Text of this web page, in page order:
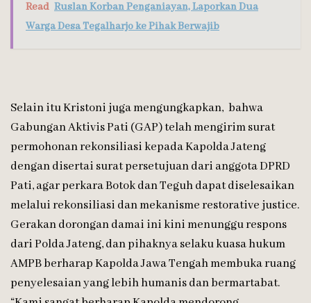
Read Ruslan Korban Penganiayan, Laporkan Dua
Warga Desa Tegalharjo ke Pihak Berwajib
Selain itu Kristoni juga mengungkapkan, bahwa
Gabungan Aktivis Pati (GAP) telah mengirim surat
permohonan rekonsiliasi kepada Kapolda Jateng
dengan disertai surat persetujuan dari anggota DPRD
Pati, agar perkara Botok dan Teguh dapat diselesaikan
melalui rekonsiliasi dan mekanisme restorative justice.
Gerakan dorongan damai ini kini menunggu respons
dari Polda Jateng, dan pihaknya selaku kuasa hukum
AMPB berharap Kapolda Jawa Tengah membuka ruang
penyelesaian yang lebih humanis dan bermartabat.